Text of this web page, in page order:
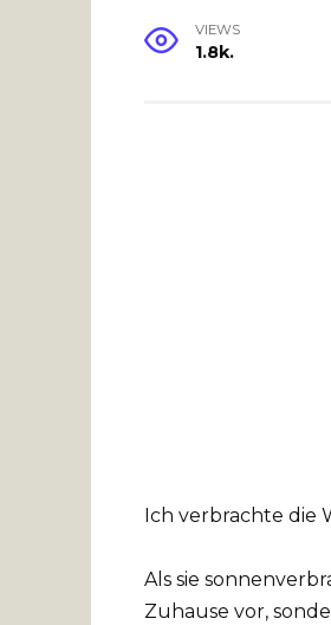
VIEWS
1.8k.
Ich verbrachte die
Als sie
Zuhause vor,